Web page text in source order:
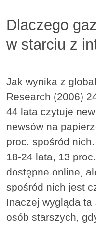
Dlaczego
w starciu z
Jak wynika z
Research (2006)
44 lata czytuje
newsów na
proc. spośród
18-24 lata, 13
dostępne online,
spośród nich jest
Inaczej wygląda
osób starszych,